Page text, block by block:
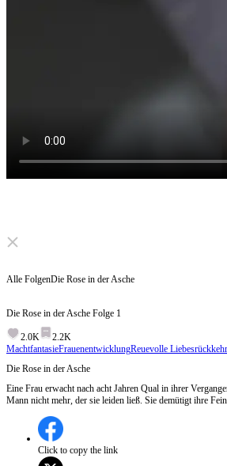
Click to unmute
Alle FolgenDie Rose in der Asche
Die Rose in der Asche Folge 1
2.0K
2.2K
MachtfantasieFrauenentwicklungReuevolle Liebesrückkehr
Die Rose in der Asche
Eine Frau erwacht nach acht Jahren Qual in ihrer
Mann nicht mehr, der sie leiden ließ. Sie demütigt ihre
die Knie. Seine Augen sind rot. Bitte, sagt er, verlass mich
und geht.
Click to copy the link